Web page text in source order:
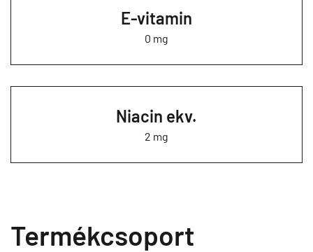
E-vitamin
0 mg
Niacin ekv.
2 mg
Termékcsoport